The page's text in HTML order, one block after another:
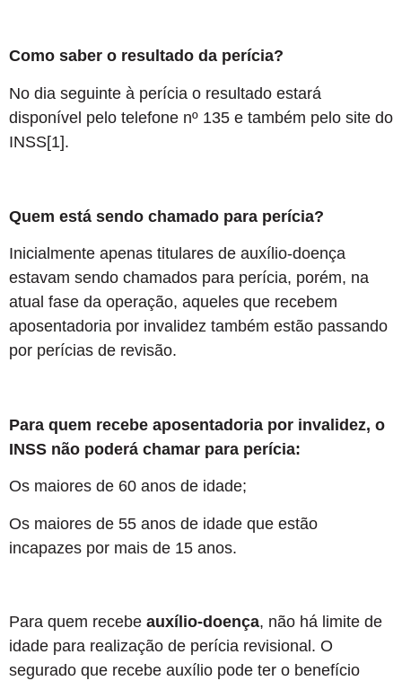
Como saber o resultado da perícia?
No dia seguinte à perícia o resultado estará
disponível pelo telefone nº 135 e também pelo site do
INSS[1].
Quem está sendo chamado para perícia?
Inicialmente apenas titulares de auxílio-doença
estavam sendo chamados para perícia, porém, na
atual fase da operação, aqueles que recebem
aposentadoria por invalidez também estão passando
por perícias de revisão.
Para quem recebe aposentadoria por invalidez, o
INSS não poderá chamar para perícia:
Os maiores de 60 anos de idade;
Os maiores de 55 anos de idade que estão
incapazes por mais de 15 anos.
Para quem recebe auxílio-doença, não há limite de
idade para realização de perícia revisional. O
segurado que recebe auxílio pode ter o benefício